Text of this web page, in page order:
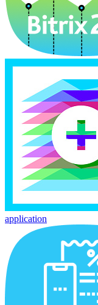
application